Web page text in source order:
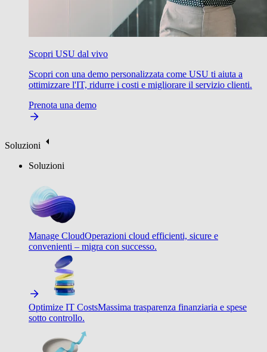
Scopri USU dal vivo
Scopri con una demo personalizzata come USU ti aiuta a
ottimizzare l'IT, ridurre i costi e migliorare il servizio clienti.
Prenota una demo
Soluzioni
Soluzioni
Manage CloudOperazioni cloud efficienti, sicure e
convenienti – migra con successo.
Optimize IT CostsMassima trasparenza finanziaria e spese
sotto controllo.